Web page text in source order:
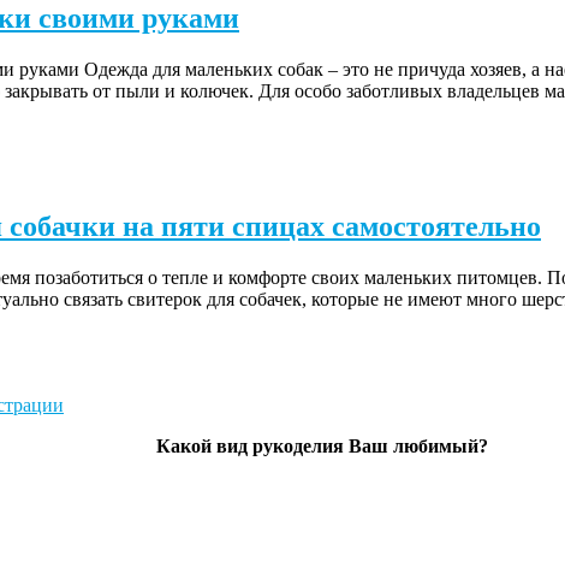
своими руками
Одежда для маленьких собак – это не причуда хозяев, а
от пыли и колючек. Для особо заботливых владельцев
на пяти спицах самостоятельно
позаботиться о тепле и комфорте своих маленьких
связать свитерок для собачек, которые не имеют много
Какой вид рукоделия Ваш любимый?